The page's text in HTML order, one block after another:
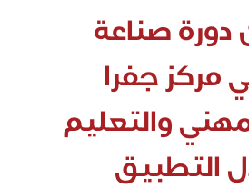
دورة صناعة
مركز جفرا
والتعليم
التطبيق